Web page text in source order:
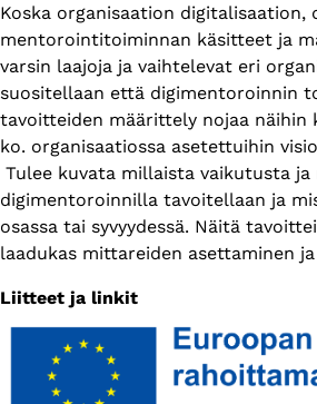
Koska organisaation digitalisaation,
mentorointitoiminnan käsitteet ja
varsin laajoja ja vaihtelevat eri
suositellaan että digimentoroinnin
tavoitteiden määrittely nojaa näihin
ko. organisaatiossa asetettuihin
Tulee kuvata millaista vaikutusta
digimentoroinnilla tavoitellaan ja
osassa tai syvyydessä. Näitä
laadukas mittareiden asettaminen
Liitteet ja linkit